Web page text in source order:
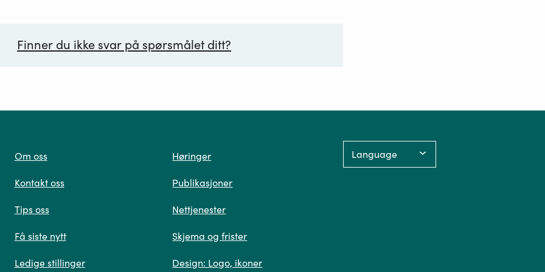
Finner du ikke svar på spørsmålet ditt?
oss
Om oss
Kontakt oss
Tips oss
Få siste nytt
Ledige stillinger
Høringer
Publikasjoner
Nettjenester
Skjema og frister
Design: Logo, ikoner